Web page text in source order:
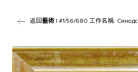
返回藝術| #1/56/680 工作名稱: